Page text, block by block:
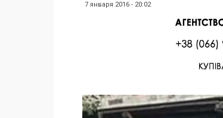
7 января 2016 - 20:02